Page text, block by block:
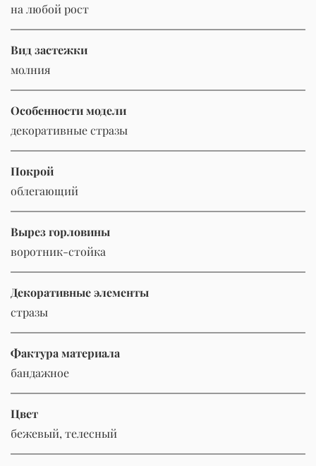
на любой рост
Вид застежки
молния
Особенности модели
декоративные стразы
Покрой
облегающий
Вырез горловины
воротник-стойка
Декоративные элементы
стразы
Фактура материала
бандажное
Цвет
бежевый, телесный